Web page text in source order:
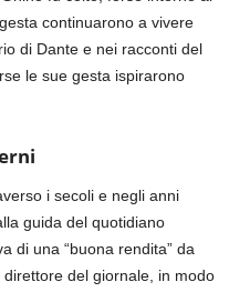
continuarono a vivere
di Dante e nei racconti del
le sue gesta ispirarono
i secoli e negli anni
guida del quotidiano
di una “buona rendita” da
del giornale, in modo